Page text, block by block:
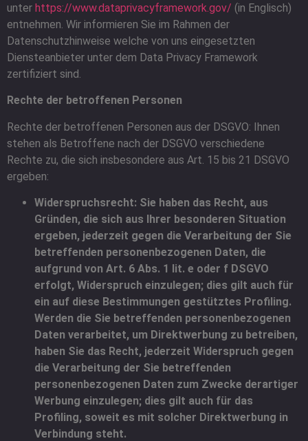
unter https://www.dataprivacyframework.gov/ (in Englisch)
entnehmen. Wir informieren Sie im Rahmen der
Datenschutzhinweise welche von uns eingesetzten
Diensteanbieter unter dem Data Privacy Framework
zertifiziert sind.
Rechte der betroffenen Personen
Rechte der betroffenen Personen aus der DSGVO: Ihnen
stehen als Betroffene nach der DSGVO verschiedene
Rechte zu, die sich insbesondere aus Art. 15 bis 21 DSGVO
ergeben:
Widerspruchsrecht: Sie haben das Recht, aus
Gründen, die sich aus Ihrer besonderen Situation
ergeben, jederzeit gegen die Verarbeitung der Sie
betreffenden personenbezogenen Daten, die
aufgrund von Art. 6 Abs. 1 lit. e oder f DSGVO
erfolgt, Widerspruch einzulegen; dies gilt auch für
ein auf diese Bestimmungen gestütztes Profiling.
Werden die Sie betreffenden personenbezogenen
Daten verarbeitet, um Direktwerbung zu betreiben,
haben Sie das Recht, jederzeit Widerspruch gegen
die Verarbeitung der Sie betreffenden
personenbezogenen Daten zum Zwecke derartiger
Werbung einzulegen; dies gilt auch für das
Profiling, soweit es mit solcher Direktwerbung in
Verbindung steht.